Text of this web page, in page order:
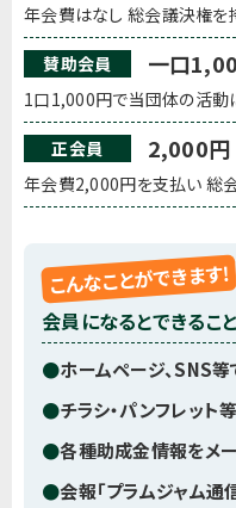
年会費はなし 総会議決権を
賛助会員 一口
1口1,000円で当団体の活動
正会員 2,000円
年会費2,000円を支払い 総
こんなことができます!
会員になるとできること
●ホームページ、SNS
●チラシ・パンフレット
●各種助成金情報をメ
●会報「プラムジャム通